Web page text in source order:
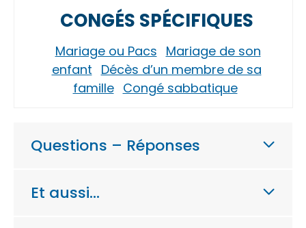
CONGÉS SPÉCIFIQUES
Mariage ou Pacs Mariage de son
enfant Décès d’un membre de sa
famille Congé sabbatique
Questions – Réponses
Et aussi…